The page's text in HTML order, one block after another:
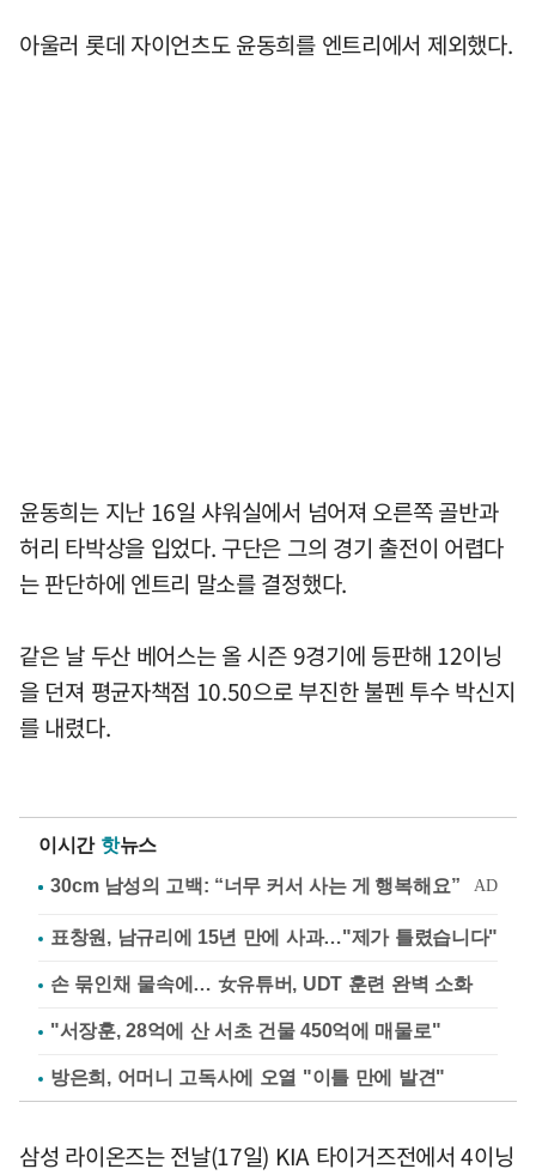
아울러 롯데 자이언츠도 윤동희를 엔트리에서 제외했다.
윤동희는 지난 16일 샤워실에서 넘어져 오른쪽 골반과
허리 타박상을 입었다. 구단은 그의 경기 출전이 어렵다
는 판단하에 엔트리 말소를 결정했다.
같은 날 두산 베어스는 올 시즌 9경기에 등판해 12이닝
을 던져 평균자책점 10.50으로 부진한 불펜 투수 박신지
를 내렸다.
이시간 핫뉴스
표창원, 남규리에 15년 만에 사과…"제가 틀렸습니다"
손 묶인채 물속에… 女유튜버, UDT 훈련 완벽 소화
"서장훈, 28억에 산 서초 건물 450억에 매물로"
방은희, 어머니 고독사에 오열 "이틀 만에 발견"
삼성 라이온즈는 전날(17일) KIA 타이거즈전에서 4이닝